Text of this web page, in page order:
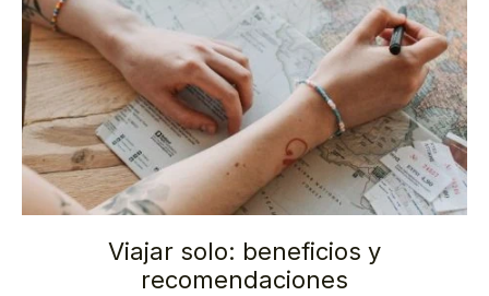
Viajar solo: beneficios y
recomendaciones